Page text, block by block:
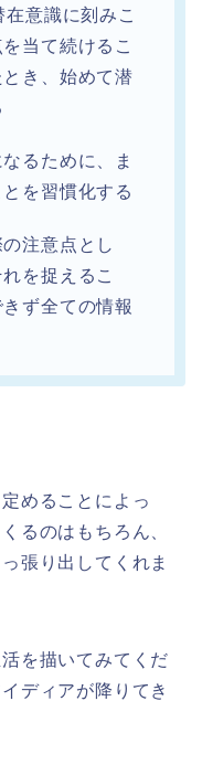
在意識に刻みこ
当て続けるこ
き、始めて潜
るために、ま
を習慣化する
注意点とし
を捉えるこ
ず全ての情報
めることによっ
るのはもちろん、
張り出してくれま
を描いてみてくだ
ディアが降りてき